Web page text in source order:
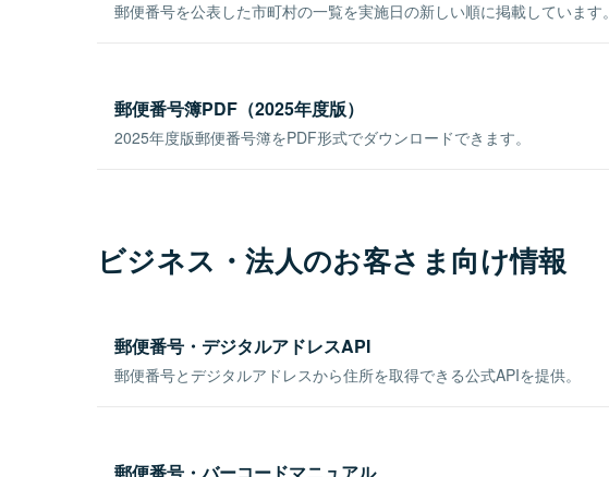
郵便番号を公表した市町村の一覧を実施日の新しい順に掲載しています。
郵便番号簿PDF（2025年度版）
2025年度版郵便番号簿をPDF形式でダウンロードできます。
ビジネス・法人のお客さま向け情報
郵便番号・デジタルアドレスAPI
郵便番号とデジタルアドレスから住所を取得できる公式APIを提供。